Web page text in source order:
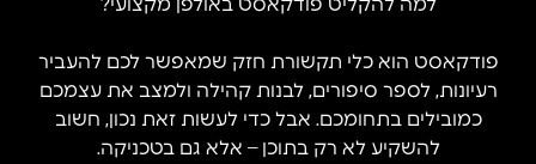
למה להקליט פודקאסט באולפן מקצועי?
פודקאסט הוא כלי תקשורת חזק שמאפשר לכם להעביר
רעיונות, לספר סיפורים, לבנות קהילה ולמצב את עצמכם
כמובילים בתחומכם. אבל כדי לעשות זאת נכון, חשוב
להשקיע לא רק בתוכן – אלא גם בטכניקה.